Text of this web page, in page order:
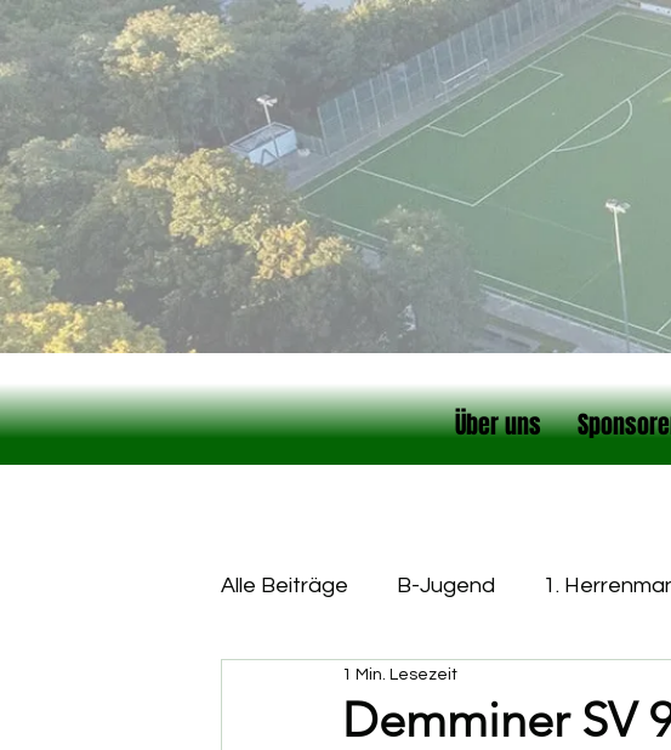
Über uns
Alle Beiträge B-Jugend 1.
C- Jugend D- Jugend
Demminer SV
1 Min. Lesezeit